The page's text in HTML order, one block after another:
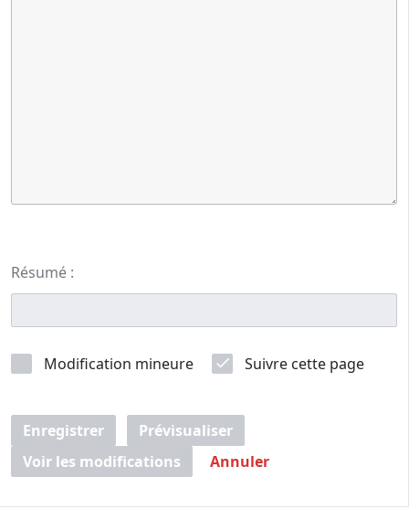
Résumé :
Modification mineure Suivre cette page
Enregistrer
Prévisualiser
Voir les modifications
Annuler